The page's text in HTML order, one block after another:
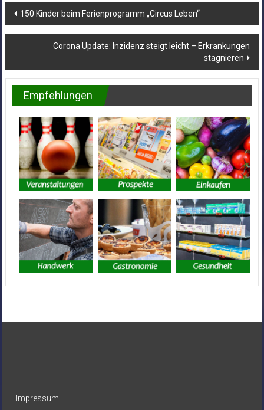
Beitragsnavigation
150 Kinder beim Ferienprogramm „Circus Leben“
Corona Update: Inzidenz steigt leicht – Erkrankungen
stagnieren
Empfehlungen
Impressum